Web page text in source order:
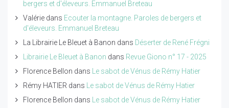
bergers et d'éleveurs. Emmanuel Breteau
Valérie dans Ecouter la montagne. Paroles de bergers et
d'éleveurs. Emmanuel Breteau
La Librairie Le Bleuet à Banon dans Déserter de René Frégni
Librairie Le Bleuet à Banon dans Revue Giono n° 17 - 2025
Florence Bellon dans
Le sabot de Vénus de Rémy Hatier
Rémy HATIER dans
Le sabot de Vénus de Rémy Hatier
Florence Bellon dans
Le sabot de Vénus de Rémy Hatier